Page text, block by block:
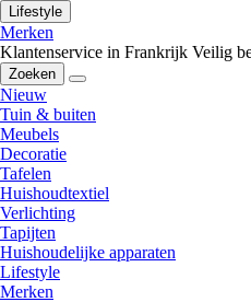
Lifestyle
Merken
Klantenservice in Frankrijk Veilig
Zoeken
Nieuw
Tuin & buiten
Meubels
Decoratie
Tafelen
Huishoudtextiel
Verlichting
Tapijten
Huishoudelijke apparaten
Lifestyle
Merken